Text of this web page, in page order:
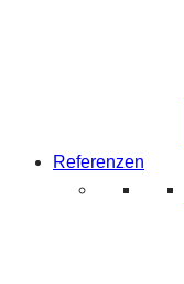
Referenzen